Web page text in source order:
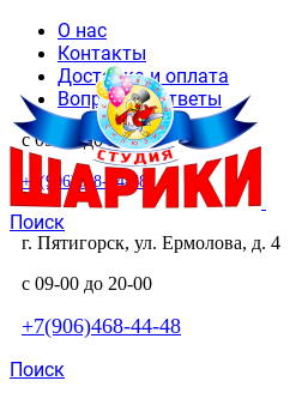
О нас
Контакты
Доставка и оплата
Вопросы и ответы
с 09-00 до 20-00
+7(906)468-44-48
Поиск
г. Пятигорск, ул. Ермолова, д. 4
с 09-00 до 20-00
+7(906)468-44-48
Поиск